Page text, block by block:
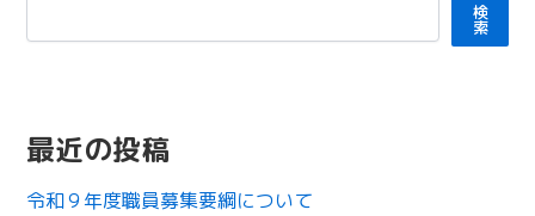
検
索
最近の投稿
令和９年度職員募集要綱について